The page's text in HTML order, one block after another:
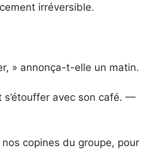
irréversible.
» annonça-t-elle un matin.
avec son café. —
copines du groupe, pour